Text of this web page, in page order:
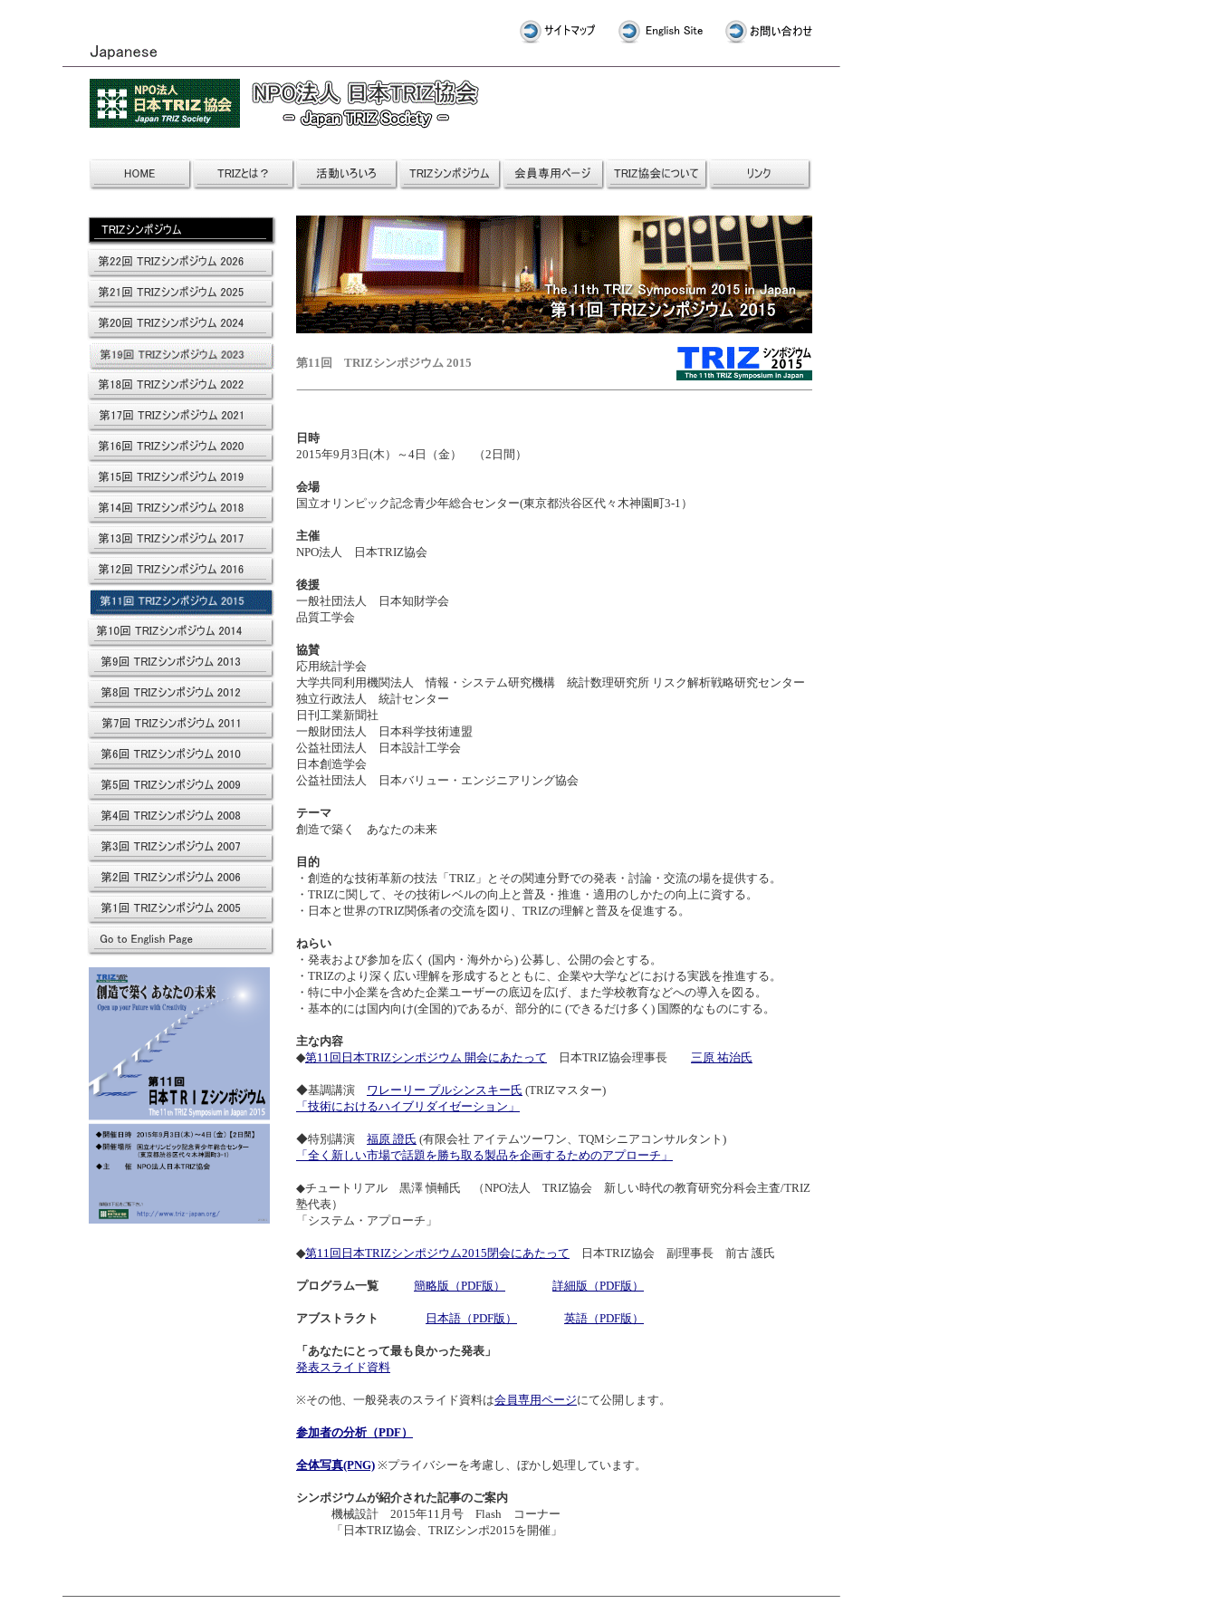
日時
2015年9月3日(木）～4日（金） （2日間）
会場
国立オリンピック記念青少年総合センター(東京都渋谷区代々木神園町3-1）
主催
NPO法人 日本TRIZ協会
後援
一般社団法人 日本知財学会
品質工学会
協賛
応用統計学会
大学共同利用機関法人 情報・システム研究機構 統計数理研究所 リスク解析戦略研究センター
独立行政法人 統計センター
日刊工業新聞社
一般財団法人 日本科学技術連盟
公益社団法人 日本設計工学会
日本創造学会
公益社団法人 日本バリュー・エンジニアリング協会
テーマ
創造で築く あなたの未来
目的
・創造的な技術革新の技法「TRIZ」とその関連分野での発表・討論・交流の場を提供する。
・TRIZに関して、その技術レベルの向上と普及・推進・適用のしかたの向上に資する。
・日本と世界のTRIZ関係者の交流を図り、TRIZの理解と普及を促進する。
ねらい
・発表および参加を広く (国内・海外から) 公募し、公開の会とする。
・TRIZのより深く広い理解を形成するとともに、企業や大学などにおける実践を推進する。
・特に中小企業を含めた企業ユーザーの底辺を広げ、また学校教育などへの導入を図る。
・基本的には国内向け(全国的)であるが、部分的に (できるだけ多く) 国際的なものにする。
主な内容
◆第11回日本TRIZシンポジウム 開会にあたって 日本TRIZ協会理事長 三原 祐治氏
◆基調講演 ワレーリー プルシンスキー氏 (TRIZマスター)
「技術におけるハイブリダイゼーション」
◆特別講演 福原 證氏 (有限会社 アイテムツーワン、TQMシニアコンサルタント)
「全く新しい市場で話題を勝ち取る製品を企画するためのアプローチ」
◆チュートリアル 黒澤 愼輔氏 （NPO法人 TRIZ協会 新しい時代の教育研究分科会主査/TRIZ
塾代表）
「システム・アプローチ」
◆第11回日本TRIZシンポジウム2015閉会にあたって 日本TRIZ協会 副理事長 前古 護氏
プログラム一覧 簡略版（PDF版） 詳細版（PDF版）
アブストラクト 日本語（PDF版） 英語（PDF版）
「あなたにとって最も良かった発表」
発表スライド資料
※その他、一般発表のスライド資料は会員専用ページにて公開します。
参加者の分析（PDF）
全体写真(PNG) ※プライバシーを考慮し、ぼかし処理しています。
シンポジウムが紹介された記事のご案内
機械設計 2015年11月号 Flash コーナー
「日本TRIZ協会、TRIZシンポ2015を開催」
第11回 TRIZシンポジウム 2015